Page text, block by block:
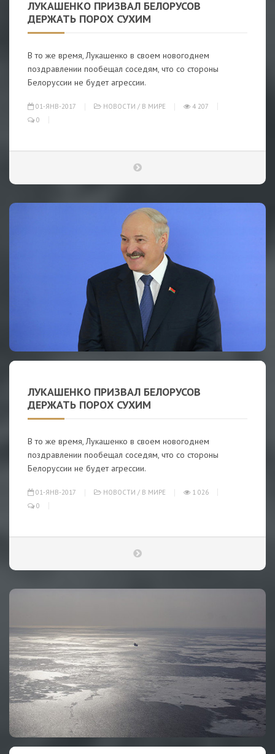
ЛУКАШЕНКО ПРИЗВАЛ БЕЛОРУСОВ
ДЕРЖАТЬ ПОРОХ СУХИМ
В то же время, Лукашенко в своем новогоднем
поздравлении пообещал соседям, что со стороны
Белоруссии не будет агрессии.
01-ЯНВ-2017 НОВОСТИ / В МИРЕ
4 207
0
ЛУКАШЕНКО ПРИЗВАЛ БЕЛОРУСОВ
ДЕРЖАТЬ ПОРОХ СУХИМ
В то же время, Лукашенко в своем новогоднем
поздравлении пообещал соседям, что со стороны
Белоруссии не будет агрессии.
01-ЯНВ-2017 НОВОСТИ / В МИРЕ
1 026
0